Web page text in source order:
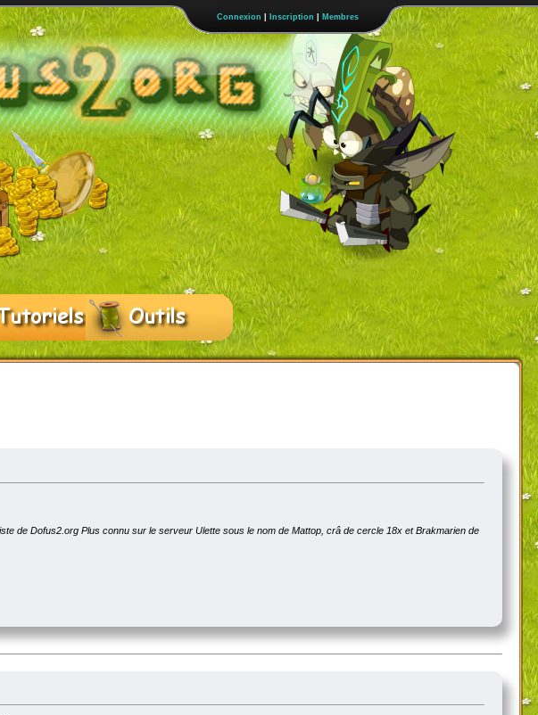
Connexion Inscription Membres
de Dofus2.org Plus connu sur le serveur Ulette sous le nom de Mattop, crâ de cercle 18x et Brakmarien de